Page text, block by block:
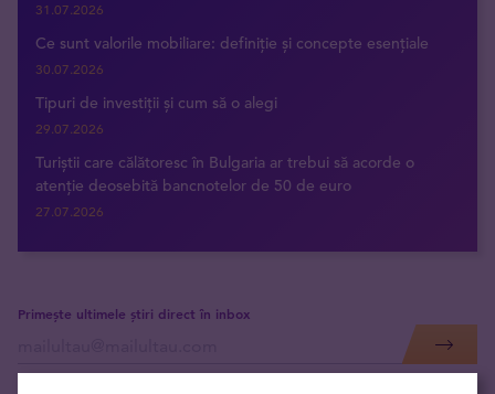
31.07.2026
Ce sunt valorile mobiliare: definiție și concepte esențiale
30.07.2026
Tipuri de investiții și cum să o alegi
29.07.2026
Turiștii care călătoresc în Bulgaria ar trebui să acorde o
atenție deosebită bancnotelor de 50 de euro
27.07.2026
Primește ultimele știri direct în inbox